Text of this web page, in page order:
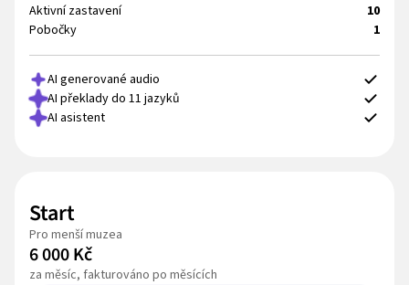
Aktivní zastavení
10
Pobočky
1
AI generované audio
AI překlady do 11 jazyků
AI asistent
Start
Pro menší muzea
6 000 Kč
za měsíc, fakturováno po měsících